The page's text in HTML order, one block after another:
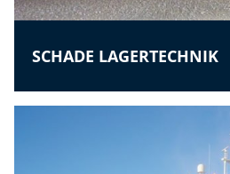
SCHADE LAGERTECHNIK